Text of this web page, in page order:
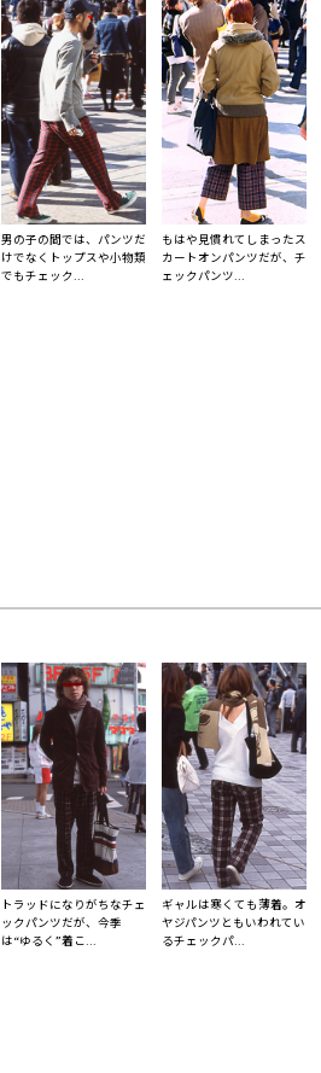
男の子の間では、パンツだ
けでなくトップスや小物類
でもチェック...
もはや見慣れてしまったス
カートオンパンツだが、チ
ェックパンツ...
トラッドになりがちなチェ
ックパンツだが、今季
は“ゆるく”着こ...
ギャルは寒くても薄着。オ
ヤジパンツともいわれてい
るチェックパ...